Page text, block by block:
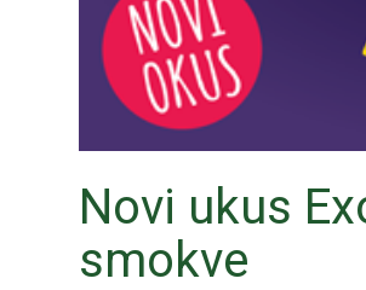
Novi ukus
smokve